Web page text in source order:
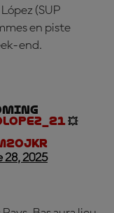
(SUP
en piste
end.
💥
28, 2025